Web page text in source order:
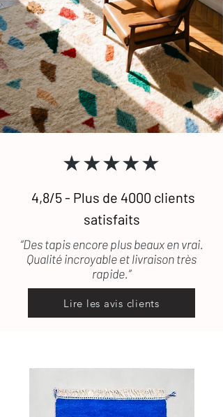
★★★★★
4,8/5 - Plus de 4000 clients
satisfaits
“Des tapis encore plus beaux en vrai.
Qualité incroyable et livraison très
rapide.”
Lire les avis clients